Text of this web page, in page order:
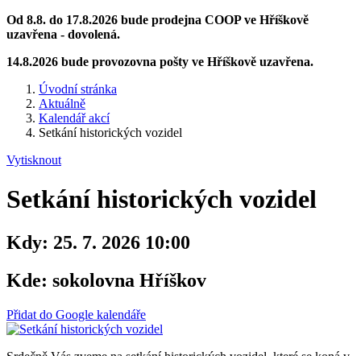
Od 8.8. do 17.8.2026 bude prodejna COOP ve Hříškově
uzavřena - dovolená.
14.8.2026 bude provozovna pošty ve Hříškově uzavřena.
Úvodní stránka
Aktuálně
Kalendář akcí
Setkání historických vozidel
Vytisknout
Setkání historických vozidel
Kdy: 25. 7. 2026 10:00
Kde: sokolovna Hříškov
Přidat do Google kalendáře